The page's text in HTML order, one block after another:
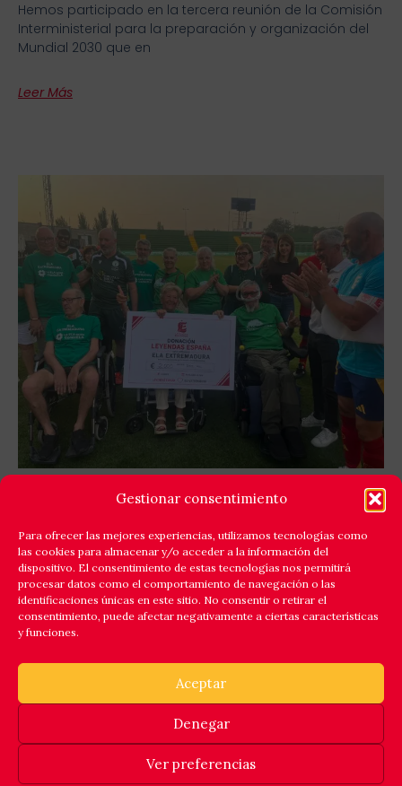
Gestionar consentimiento
Para ofrecer las mejores experiencias, utilizamos tecnologías como
las cookies para almacenar y/o acceder a la información del
dispositivo. El consentimiento de estas tecnologías nos permitirá
procesar datos como el comportamiento de navegación o las
identificaciones únicas en este sitio. No consentir o retirar el
consentimiento, puede afectar negativamente a ciertas características
y funciones.
Aceptar
Denegar
Ver preferencias
Hemos participado en la tercera reunión de la Comisión
Interministerial para la preparación y organización del
Mundial 2030 que en
Leer Más
GOLES X LA ELA: LEYENDAS ESPAÑA Y EQUIPO
SOLIDARIDAD
Cáceres respondió a la llamada de la solidaridad y
reunió en el estadio Príncipe Felipe a un amplio elenco
de
© 2025 ASOCIACION ESPAÑOLA DE FUTBOLISTAS INTERNACIONALES. INSCRITA EN EL REGISTRO NACIONAL DE ASOCIACIONES,